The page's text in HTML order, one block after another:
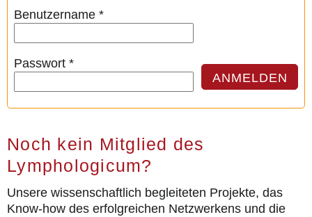
Benutzername*
Passwort*
ANMELDEN
Noch kein Mitglied des
Lymphologicum?
Unsere wissenschaftlich begleiteten Projekte, das
Know-how des erfolgreichen Netzwerkens und die